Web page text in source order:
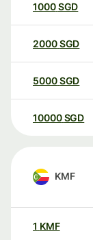
1000SGD
2000SGD
5000SGD
10000 SGD
KMF
1 KMF